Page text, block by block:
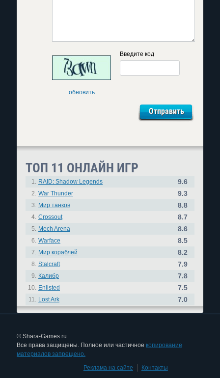
обновить
Введите код
ТОП 11 ОНЛАЙН ИГР
1. RAID: Shadow Legends 9.6
2. War Thunder 9.3
3. Мир танков 8.8
4. Crossout 8.7
5. Mech Arena 8.6
6. Warface 8.5
7. Мир кораблей 8.2
8. Stalcraft 7.9
9. Калибр 7.8
10. Enlisted 7.5
11. Lost Ark 7.0
© Shara-Games.ru
Все права защищены. Полное или частичное копирование
материалов запрещено.
Реклама на сайте
Контакты